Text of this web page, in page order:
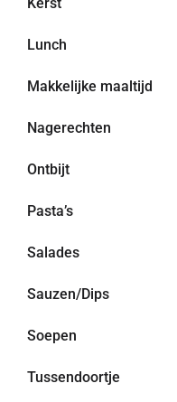
Lunch
Makkelijke maaltijd
Nagerechten
Ontbijt
Pasta’s
Salades
Sauzen/Dips
Soepen
Tussendoortje